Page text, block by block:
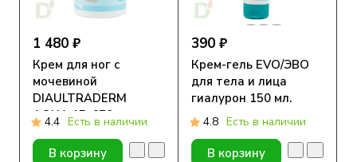
1 480 ₽
Крем для ног с
мочевиной
DIAULTRADERM
AQUA 15, 670 мл
4.4 Есть в наличии
В корзину
390 ₽
Крем-гель EVO/ЭВО
для тела и лица
гиалурон 150 мл.
4.8 Есть в наличии
В корзину